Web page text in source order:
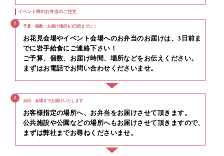
イベント時のお弁当のご注文
1
予算・個数・お届け場所を3日前までに！
お花見会場やイベント会場へのお弁当のお届けは、3日前ま
でに岩手給食にご連絡下さい！
ご予算、個数、お届け時間、場所などをお伝えください。
まずはお電話でお問い合わせくださいませ。
2
当日、会場までお届けいたします
お客様指定の場所へ、お弁当をお届けさせて頂きます。
公共施設や公園などの場所へもお届けさせて頂きますので、
まずは弊社までお尋ねくださいませ。